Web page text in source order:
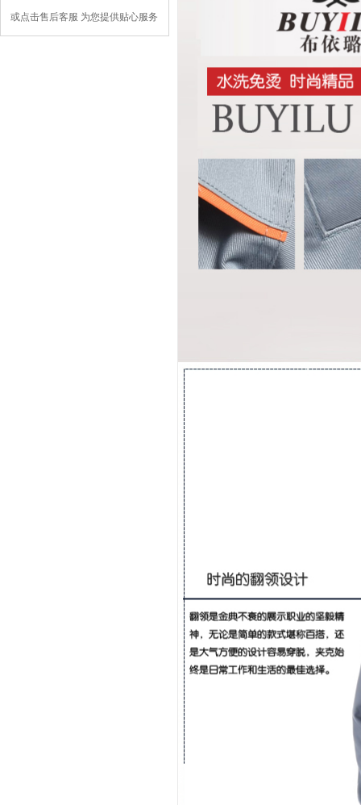
或点击售后客服 为您提供贴心服务